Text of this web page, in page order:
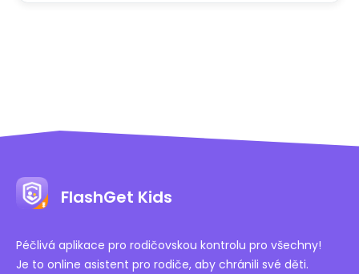
FlashGet Kids
Péčlivá aplikace pro rodičovskou kontrolu pro všechny!
Je to online asistent pro rodiče, aby chránili své děti.